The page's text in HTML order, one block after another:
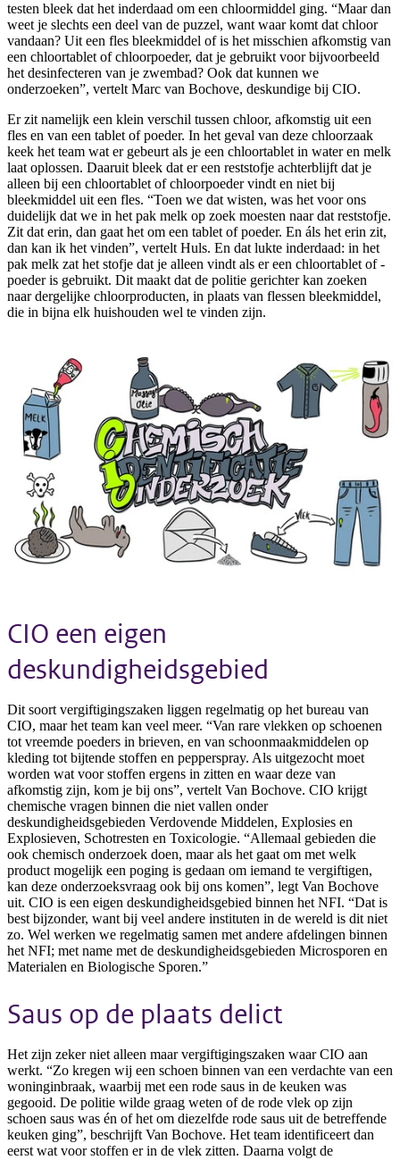
testen bleek dat het inderdaad om een chloormiddel ging. “Maar dan
weet je slechts een deel van de puzzel, want waar komt dat chloor
vandaan? Uit een fles bleekmiddel of is het misschien afkomstig van
een chloortablet of chloorpoeder, dat je gebruikt voor bijvoorbeeld
het desinfecteren van je zwembad? Ook dat kunnen we
onderzoeken”, vertelt Marc van Bochove, deskundige bij CIO.
Er zit namelijk een klein verschil tussen chloor, afkomstig uit een
fles en van een tablet of poeder. In het geval van deze chloorzaak
keek het team wat er gebeurt als je een chloortablet in water en melk
laat oplossen. Daaruit bleek dat er een reststofje achterblijft dat je
alleen bij een chloortablet of chloorpoeder vindt en niet bij
bleekmiddel uit een fles. “Toen we dat wisten, was het voor ons
duidelijk dat we in het pak melk op zoek moesten naar dat reststofje.
Zit dat erin, dan gaat het om een tablet of poeder. En áls het erin zit,
dan kan ik het vinden”, vertelt Huls. En dat lukte inderdaad: in het
pak melk zat het stofje dat je alleen vindt als er een chloortablet of -
poeder is gebruikt. Dit maakt dat de politie gerichter kan zoeken
naar dergelijke chloorproducten, in plaats van flessen bleekmiddel,
die in bijna elk huishouden wel te vinden zijn.
CIO een eigen
deskundigheidsgebied
Dit soort vergiftigingszaken liggen regelmatig op het bureau van
CIO, maar het team kan veel meer. “Van rare vlekken op schoenen
tot vreemde poeders in brieven, en van schoonmaakmiddelen op
kleding tot bijtende stoffen en pepperspray. Als uitgezocht moet
worden wat voor stoffen ergens in zitten en waar deze van
afkomstig zijn, kom je bij ons”, vertelt Van Bochove. CIO krijgt
chemische vragen binnen die niet vallen onder
deskundigheidsgebieden Verdovende Middelen, Explosies en
Explosieven, Schotresten en Toxicologie. “Allemaal gebieden die
ook chemisch onderzoek doen, maar als het gaat om met welk
product mogelijk een poging is gedaan om iemand te vergiftigen,
kan deze onderzoeksvraag ook bij ons komen”, legt Van Bochove
uit. CIO is een eigen deskundigheidsgebied binnen het NFI. “Dat is
best bijzonder, want bij veel andere instituten in de wereld is dit niet
zo. Wel werken we regelmatig samen met andere afdelingen binnen
het NFI; met name met de deskundigheidsgebieden Microsporen en
Materialen en Biologische Sporen.”
Saus op de plaats delict
Het zijn zeker niet alleen maar vergiftigingszaken waar CIO aan
werkt. “Zo kregen wij een schoen binnen van een verdachte van een
woninginbraak, waarbij met een rode saus in de keuken was
gegooid. De politie wilde graag weten of de rode vlek op zijn
schoen saus was én of het om diezelfde rode saus uit de betreffende
keuken ging”, beschrijft Van Bochove. Het team identificeert dan
eerst wat voor stoffen er in de vlek zitten. Daarna volgt de